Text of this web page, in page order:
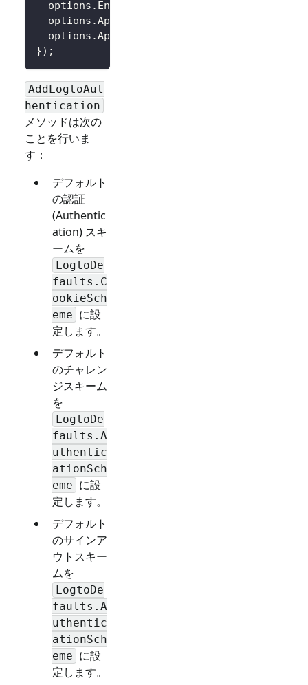
  options
. Endpoint
  options
.AppId
  options
.AppSecret
}) ;
AddLogtoAut
hentication
メソッドは次の
ことを行いま
す：
デフォルト
の認証
(Authentic
ation) スキ
ームを
LogtoDe
faults.C
ookieSch
eme に設
定します。
デフォルト
のチャレン
ジスキーム
を
LogtoDe
faults.A
uthentic
ationSch
eme に設
定します。
デフォルト
のサインア
ウトスキー
ムを
LogtoDe
faults.A
uthentic
ationSch
eme に設
定します。